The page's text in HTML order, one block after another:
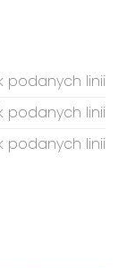
podanych linii
podanych linii
podanych linii